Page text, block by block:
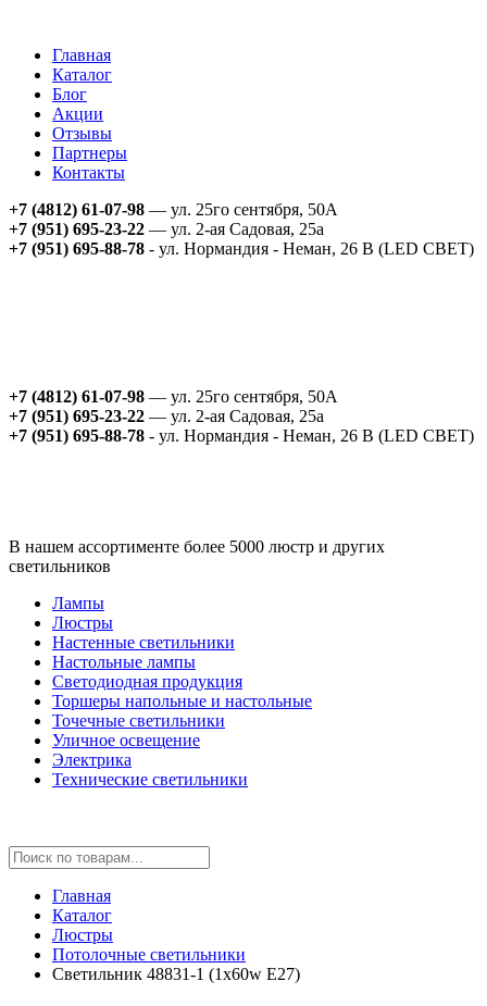
Главная
Каталог
Блог
Акции
Отзывы
Партнеры
Контакты
+7 (4812) 61-07-98 — ул. 25го сентября, 50А
+7 (951) 695-23-22 — ул. 2-ая Садовая, 25а
+7 (951) 695-88-78 - ул. Нормандия - Неман, 26 В (LED СВЕТ)
+7 (4812) 61-07-98 — ул. 25го сентября, 50А
+7 (951) 695-23-22 — ул. 2-ая Садовая, 25а
+7 (951) 695-88-78 - ул. Нормандия - Неман, 26 В (LED СВЕТ)
В нашем ассортименте более 5000 люстр и других
светильников
Лампы
Люстры
Настенные светильники
Настольные лампы
Светодиодная продукция
Торшеры напольные и настольные
Точечные светильники
Уличное освещение
Электрика
Технические светильники
Главная
Каталог
Люстры
Потолочные светильники
Светильник 48831-1 (1x60w E27)